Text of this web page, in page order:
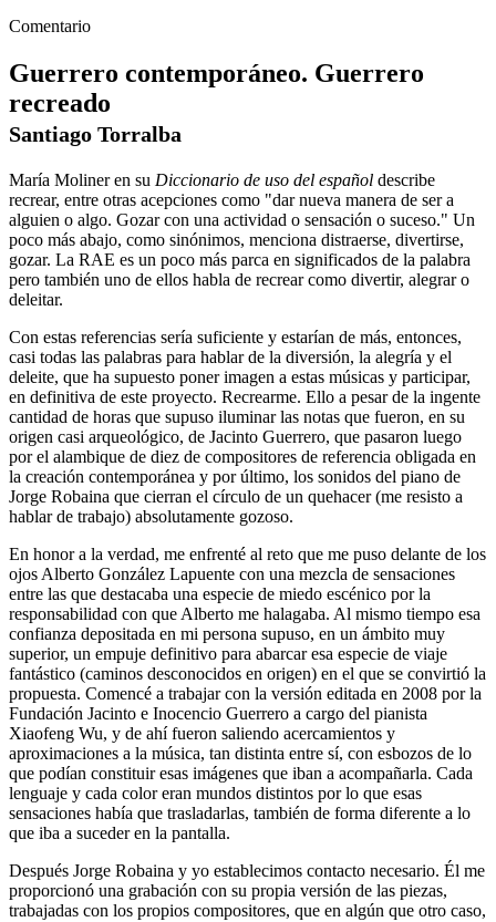
Comentario
Guerrero contemporáneo. Guerrero
recreado
Santiago Torralba
María Moliner en su Diccionario de uso del español describe
recrear, entre otras acepciones como "dar nueva manera de ser a
alguien o algo. Gozar con una actividad o sensación o suceso." Un
poco más abajo, como sinónimos, menciona distraerse, divertirse,
gozar. La RAE es un poco más parca en significados de la palabra
pero también uno de ellos habla de recrear como divertir, alegrar o
deleitar.
Con estas referencias sería suficiente y estarían de más, entonces,
casi todas las palabras para hablar de la diversión, la alegría y el
deleite, que ha supuesto poner imagen a estas músicas y participar,
en definitiva de este proyecto. Recrearme. Ello a pesar de la ingente
cantidad de horas que supuso iluminar las notas que fueron, en su
origen casi arqueológico, de Jacinto Guerrero, que pasaron luego
por el alambique de diez de compositores de referencia obligada en
la creación contemporánea y por último, los sonidos del piano de
Jorge Robaina que cierran el círculo de un quehacer (me resisto a
hablar de trabajo) absolutamente gozoso.
En honor a la verdad, me enfrenté al reto que me puso delante de los
ojos Alberto González Lapuente con una mezcla de sensaciones
entre las que destacaba una especie de miedo escénico por la
responsabilidad con que Alberto me halagaba. Al mismo tiempo esa
confianza depositada en mi persona supuso, en un ámbito muy
superior, un empuje definitivo para abarcar esa especie de viaje
fantástico (caminos desconocidos en origen) en el que se convirtió la
propuesta. Comencé a trabajar con la versión editada en 2008 por la
Fundación Jacinto e Inocencio Guerrero a cargo del pianista
Xiaofeng Wu, y de ahí fueron saliendo acercamientos y
aproximaciones a la música, tan distinta entre sí, con esbozos de lo
que podían constituir esas imágenes que iban a acompañarla. Cada
lenguaje y cada color eran mundos distintos por lo que esas
sensaciones había que trasladarlas, también de forma diferente a lo
que iba a suceder en la pantalla.
Después Jorge Robaina y yo establecimos contacto necesario. Él me
proporcionó una grabación con su propia versión de las piezas,
trabajadas con los propios compositores, que en algún que otro caso,